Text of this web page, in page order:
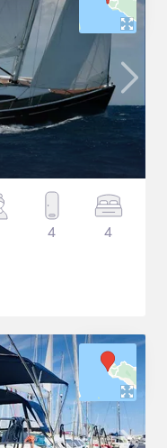
4 4